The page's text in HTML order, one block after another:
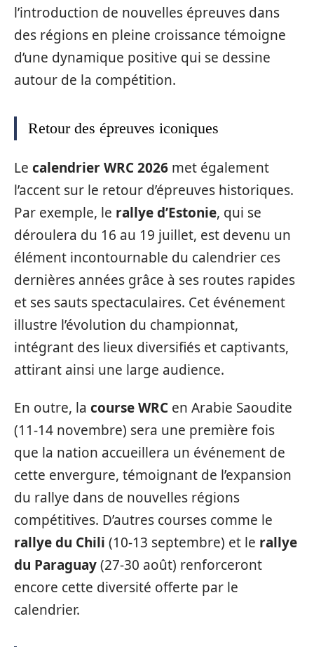
l’introduction de nouvelles épreuves dans
des régions en pleine croissance témoigne
d’une dynamique positive qui se dessine
autour de la compétition.
Retour des épreuves iconiques
Le calendrier WRC 2026 met également
l’accent sur le retour d’épreuves historiques.
Par exemple, le rallye d’Estonie, qui se
déroulera du 16 au 19 juillet, est devenu un
élément incontournable du calendrier ces
dernières années grâce à ses routes rapides
et ses sauts spectaculaires. Cet événement
illustre l’évolution du championnat,
intégrant des lieux diversifiés et captivants,
attirant ainsi une large audience.
En outre, la course WRC en Arabie Saoudite
(11-14 novembre) sera une première fois
que la nation accueillera un événement de
cette envergure, témoignant de l’expansion
du rallye dans de nouvelles régions
compétitives. D’autres courses comme le
rallye du Chili (10-13 septembre) et le rallye
du Paraguay(27-30 août) renforceront
encore cette diversité offerte par le
calendrier.